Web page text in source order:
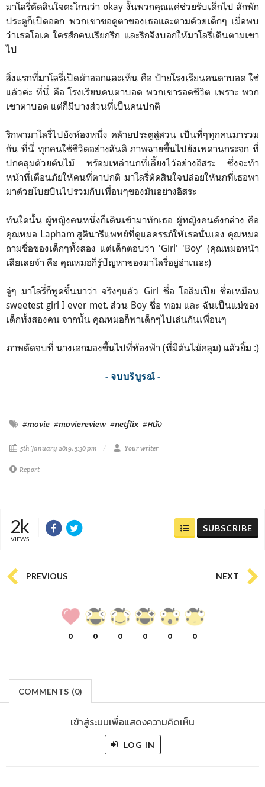
มาโลรี่ตัดสินใจตะโกนว่า okay งั้นพวกคุณแค่ช่วยรับเด็กไป สักพัก
ประตูก็เปิดออก พวกเขาขอดูตาของเธอและตามด้วยเด็กๆ เมื่อพบ
ว่าเธอโอเค ใครสักคนเรียกริก และริกจึงบอกให้มาโลรี่เดินตามเขา
ไป
สิ่งแรกที่มาโลรี่เปิดผ้าออกและเห็น คือ ป้ายโรงเรียนคนตาบอด ใช่
แล้วค่ะ ที่นี่ คือ โรงเรียนคนตาบอด พวกเขารอดชีวิต เพราะ พวก
เขาตาบอด แต่ก็มีบางส่วนที่เป็นคนปกติ
ริกพามาโลรี่ไปยังห้องหนึ่ง คล้ายประตูสู่สวน เป็นที่ๆทุกคนมารวม
กัน ที่นี่ ทุกคนใช้ชีวิตอย่างสันติ ภาพฉายขึ้นไปยังเพดานกระจก ที่
ปกคลุมด้วยต้นไม้ พร้อมเหล่านกที่เลี้ยงไว้อย่างอิสระ ซึ่งจะทำ
หน้าที่เตือนภัยให้คนที่ตาปกติ มาโลรี่ตัดสินใจปล่อยให้นกที่เธอพา
มาด้วยโบยบินไปรวมกับเพื่อนๆของมันอย่างอิสระ
ทันใดนั้น ผู้หญิงคนหนึ่งก็เดินเข้ามาทักเธอ ผู้หญิงคนดังกล่าง คือ
คุณหมอ Lapham สูตินารีแพทย์ที่ดูแลครรภ์ให้เธอนั่นเอง คุณหมอ
ถามชื่อของเด็กๆทั้งสอง แต่เด็กตอบว่า 'Girl' 'Boy' (คุณหมอหน้า
เสียเลยจ้า คือ คุณหมอก็รู้ปัญหาของมาโลรี่อยู่อ่าเนอะ)
จู่ๆ มาโลรี่ก็พูดขึ้นมาว่า จริงๆแล้ว Girl ชื่อ โอลิมเปีย ชื่อเหมือน
sweetest girl I ever met. ส่วน Boy ชื่อ ทอม และ ฉันเป็นแม่ของ
เด็กทั้งสองคน จากนั้น คุณหมอก็พาเด็กๆไปเล่นกันเพื่อนๆ
ภาพตัดจบที่ นางเอกมองขึ้นไปที่ท้องฟ้า (ที่มีต้นไม้คลุม) แลัวยิ้ม :)
- จบบริบูรณ์ -
#movie #moviereview #netflix #หนัง
5th January 2019, 5:30 pm Your writer
Report
2k
VIEWS
SUBSCRIBE
PREVIOUS NEXT
0 0 0 0 0 0
COMMENTS (0)
เข้าสู่ระบบเพื่อแสดงความคิดเห็น
LOG IN